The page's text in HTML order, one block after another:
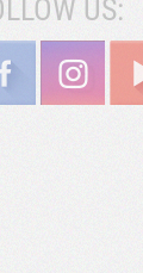
US: